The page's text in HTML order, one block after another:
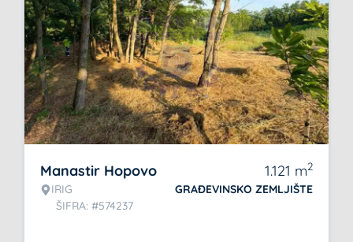
Manastir Hopovo
IRIG
ŠIFRA: #574237
1.121 m2
GRAĐEVINSKO ZEMLJIŠTE